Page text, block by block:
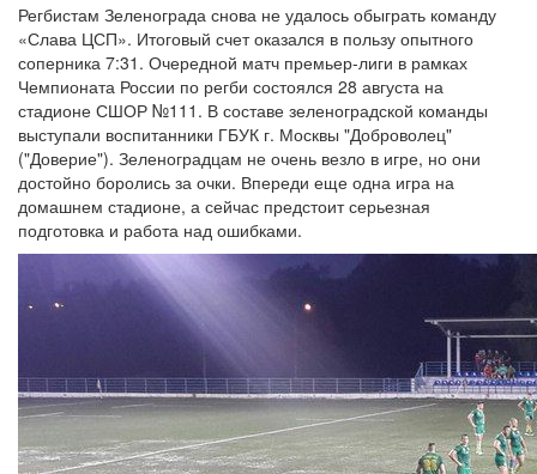
Регбистам Зеленограда снова не удалось обыграть команду
«Слава ЦСП». Итоговый счет оказался в пользу опытного
соперника 7:31. Очередной матч премьер-лиги в рамках
Чемпионата России по регби состоялся 28 августа на
стадионе СШОР №111. В составе зеленоградской команды
выступали воспитанники ГБУК г. Москвы "Доброволец"
("Доверие"). Зеленоградцам не очень везло в игре, но они
достойно боролись за очки. Впереди еще одна игра на
домашнем стадионе, а сейчас предстоит серьезная
подготовка и работа над ошибками.